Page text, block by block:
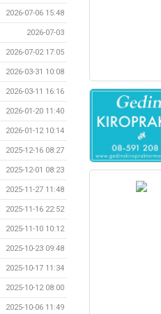
2026-07-06 15:48
2026-07-03
2026-07-02 17:05
2026-03-31 10:08
2026-03-11 16:16
2026-01-20 11:40
2026-01-12 10:14
2025-12-16 08:27
2025-12-01 08:23
2025-11-27 11:48
2025-11-16 22:52
2025-11-10 10:12
2025-10-23 09:48
2025-10-17 11:34
2025-10-12 08:00
2025-10-06 11:49